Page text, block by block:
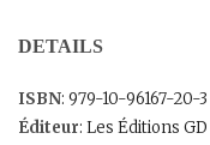
DETAILS
ISBN: 979-10-96167-20-3
Éditeur: Les Éditions GD